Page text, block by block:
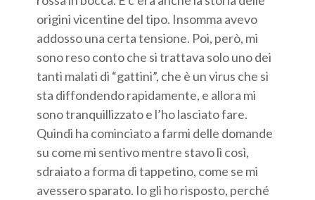
origini vicentine del tipo. Insomma avevo
addosso una certa tensione. Poi, però, mi
sono reso conto che si trattava solo uno dei
tanti malati di “gattini”, che è un virus che si
sta diffondendo rapidamente, e allora mi
sono tranquillizzato e l’ho lasciato fare.
Quindi ha cominciato a farmi delle domande
su come mi sentivo mentre stavo lì così,
sdraiato a forma di tappetino, come se mi
avessero sparato. Io gli ho risposto, perché